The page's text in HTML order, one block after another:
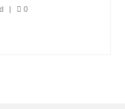
| 0